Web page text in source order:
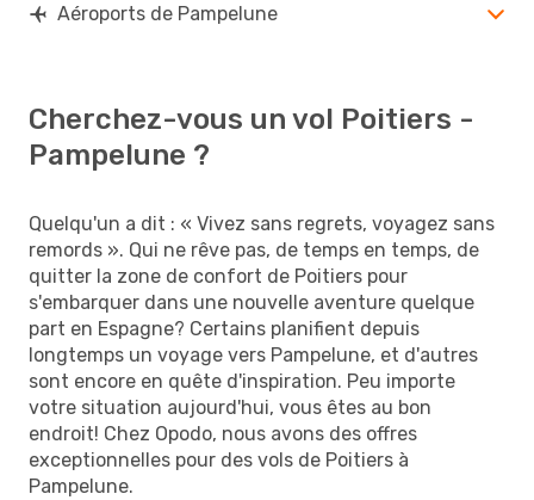
Aéroports de Pampelune
Cherchez-vous un vol Poitiers -
Pampelune ?
Quelqu'un a dit : « Vivez sans regrets, voyagez sans
remords ». Qui ne rêve pas, de temps en temps, de
quitter la zone de confort de Poitiers pour
s'embarquer dans une nouvelle aventure quelque
part en Espagne? Certains planifient depuis
longtemps un voyage vers Pampelune, et d'autres
sont encore en quête d'inspiration. Peu importe
votre situation aujourd'hui, vous êtes au bon
endroit! Chez Opodo, nous avons des offres
exceptionnelles pour des vols de Poitiers à
Pampelune.